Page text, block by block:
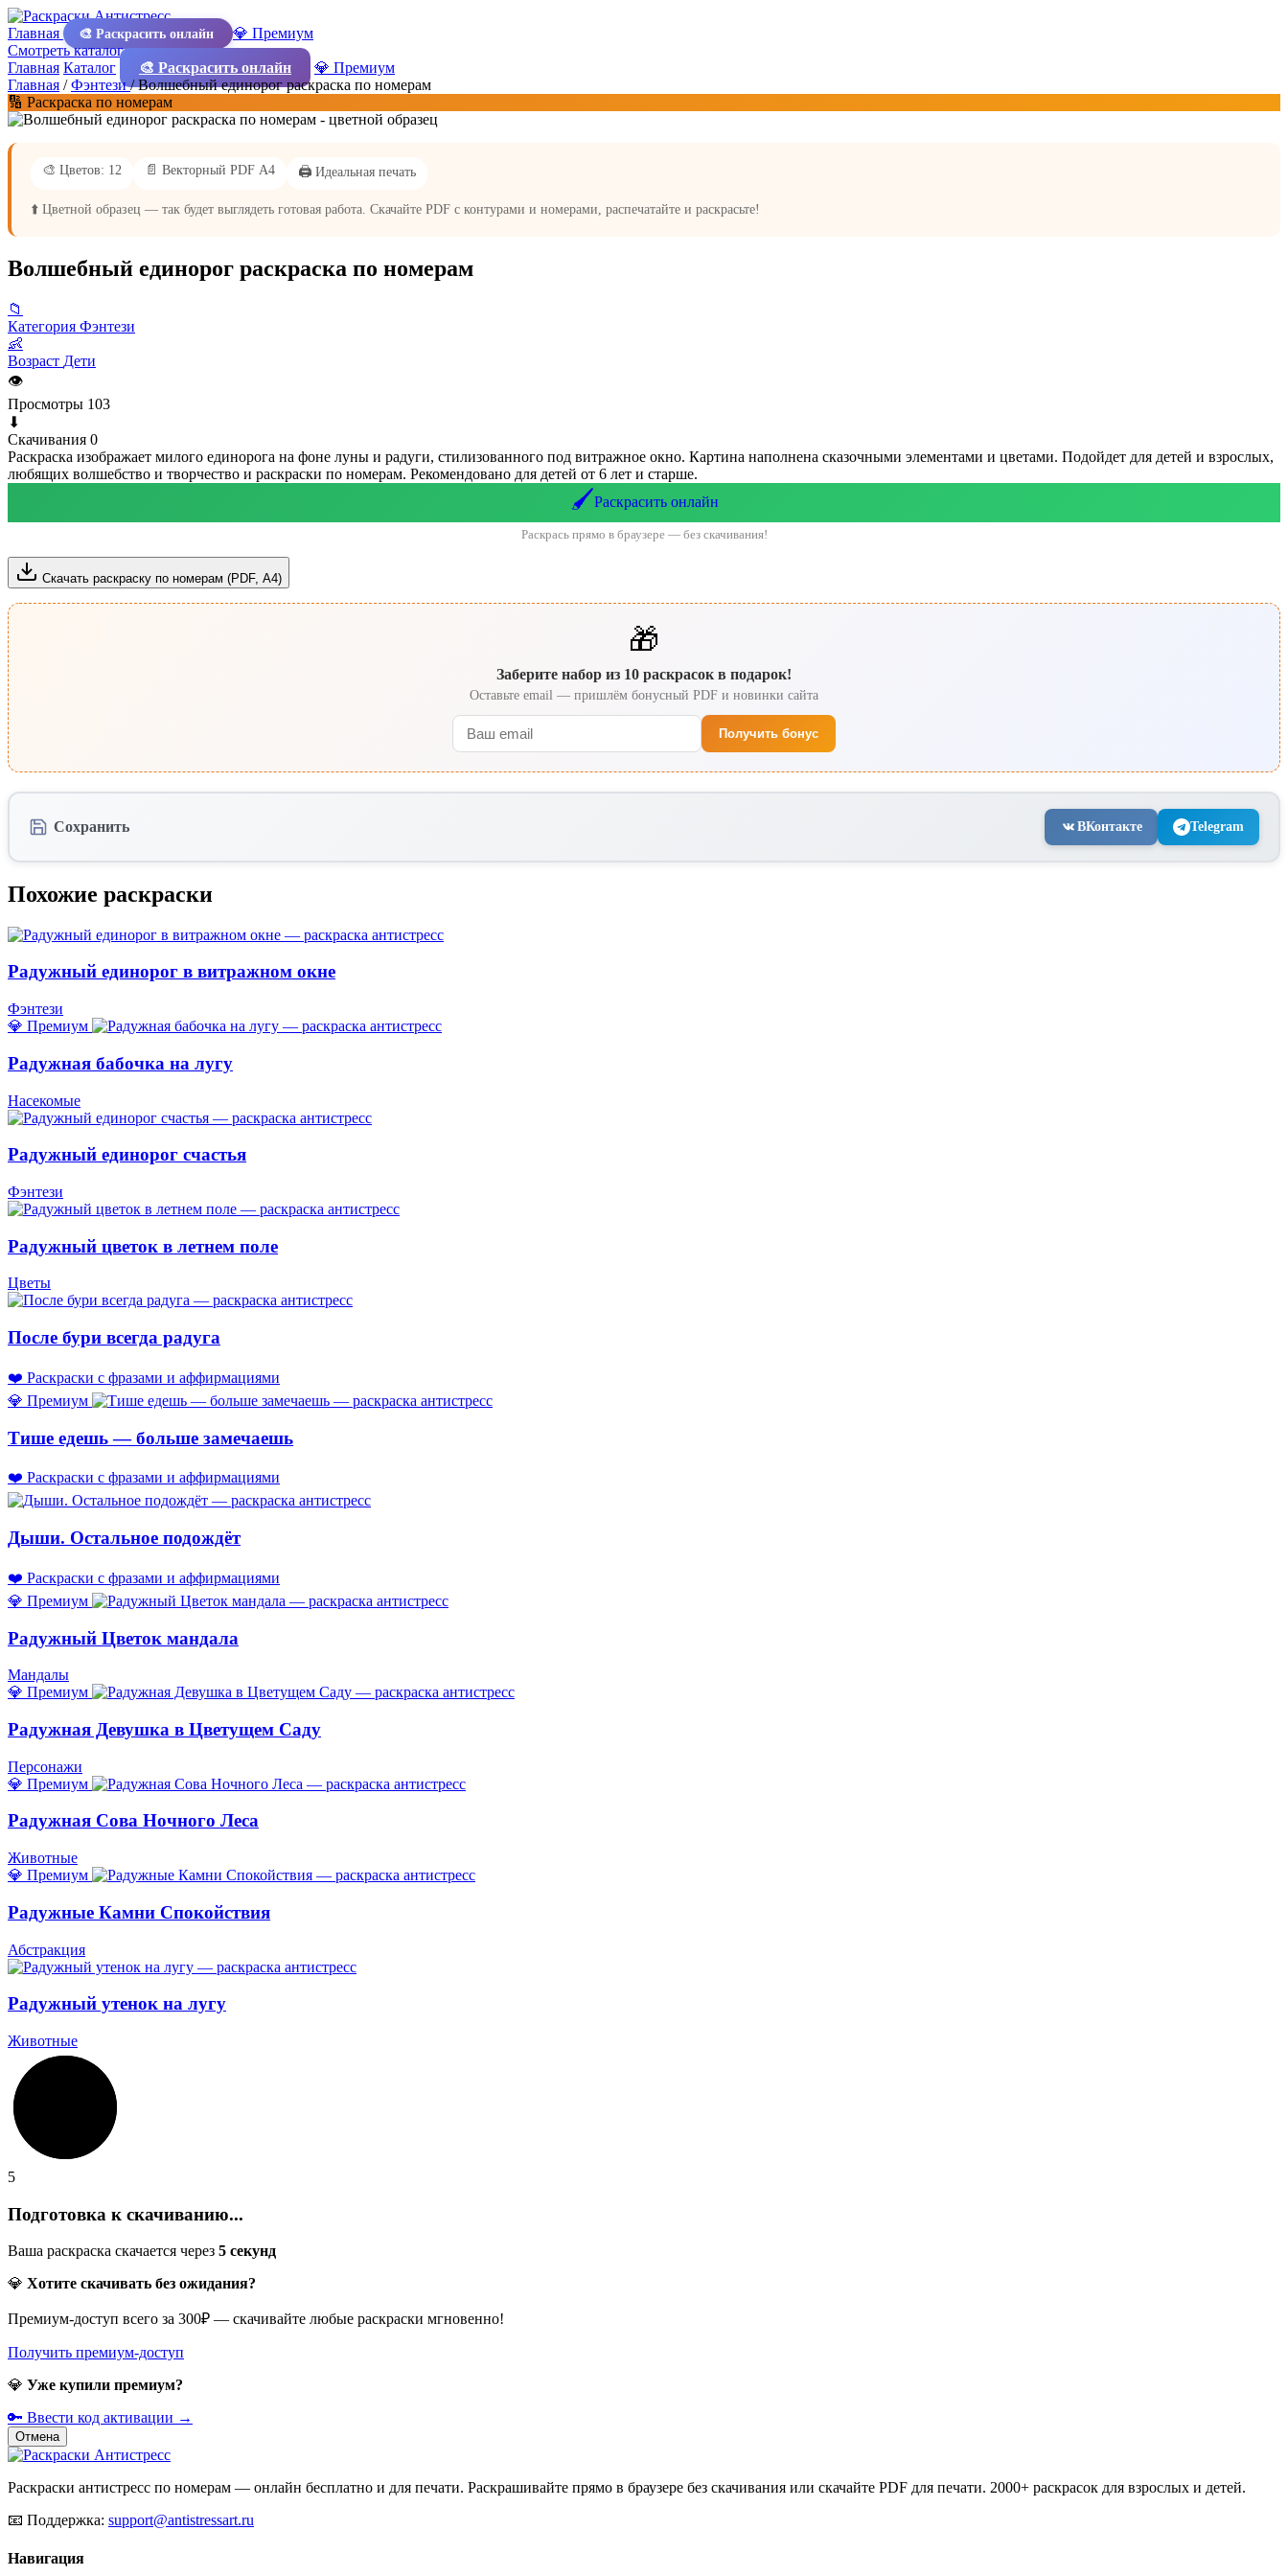
Главная 🎨 Раскрасить онлайн
💎 Премиум
Смотреть каталог
Главная Каталог 🎨 Раскрасить онлайн
💎 Премиум
Главная /Фэнтези/Волшебный единорог раскраска по номерам
🔢 Раскраска по номерам
🎨 Цветов: 12 📄 Векторный PDF А4 🖨️ Идеальная печать
⬆️ Цветной образец — так будет выглядеть готовая работа. Скачайте PDF с контурами и номерами, распечатайте и раскрасьте!
Волшебный единорог раскраска по номерам
📁
Категория Фэнтези
👶
Возраст Дети
👁
Просмотры 103
⬇
Скачивания 0
Раскраска изображает милого единорога на фоне луны и радуги, стилизованного под витражное окно. Картина наполнена сказочными элементами и цветами. Подойдет для детей и взрослых,
любящих волшебство и творчество и раскраски по номерам. Рекомендовано для детей от 6 лет и старше.
🖌️Раскрасить онлайн
Раскрась прямо в браузере — без скачивания!
Скачать раскраску по номерам (PDF, А4)
🎁
Заберите набор из 10 раскрасок в подарок!
Оставьте email — пришлём бонусный PDF и новинки сайта
Получить бонус
Сохранить ВКонтакте Telegram
Похожие раскраски
Радужный единорог в витражном окне
Фэнтези
💎 Премиум
Радужная бабочка на лугу
Насекомые
Радужный единорог счастья
Фэнтези
Радужный цветок в летнем поле
Цветы
После бури всегда радуга
❤️ Раскраски с фразами и аффирмациями
💎 Премиум
Тише едешь — больше замечаешь
❤️ Раскраски с фразами и аффирмациями
Дыши. Остальное подождёт
❤️ Раскраски с фразами и аффирмациями
💎 Премиум
Радужный Цветок мандала
Мандалы
💎 Премиум
Радужная Девушка в Цветущем Саду
Персонажи
💎 Премиум
Радужная Сова Ночного Леса
Животные
💎 Премиум
Радужные Камни Спокойствия
Абстракция
Радужный утенок на лугу
Животные
5
Подготовка к скачиванию...
Ваша раскраска скачается через 5 секунд
💎 Хотите скачивать без ожидания?
Премиум-доступ всего за 300₽ — скачивайте любые раскраски мгновенно!
Получить премиум-доступ
💎 Уже купили премиум?
🔑 Ввести код активации →
Отмена
Раскраски антистресс по номерам — онлайн бесплатно и для печати. Раскрашивайте прямо в браузере без скачивания или скачайте PDF для печати. 2000+ раскрасок для взрослых и детей.
📧 Поддержка: support@antistressart.ru
Навигация